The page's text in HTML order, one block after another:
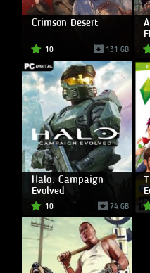
Crimson Desert
10 131 GB
Halo: Campaign
Evolved
10 74 GB